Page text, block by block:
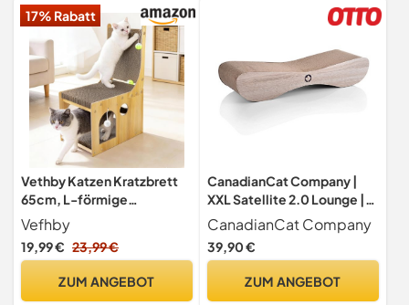
17% Rabatt
Vethby Katzen Kratzbrett
65cm, L-förmige
Kratzpappe mit Holzrahmen
Vefhby
19,99 € 23,99 €
ZUM ANGEBOT
CanadianCat Company |
XXL Satellite 2.0 Lounge |
Natur | Kratzmöbel,
Kratzbrett | Qualitäts-
Pappe +Katzenminze | 76 x
CanadianCat Company
39,90 €
ZUM ANGEBOT